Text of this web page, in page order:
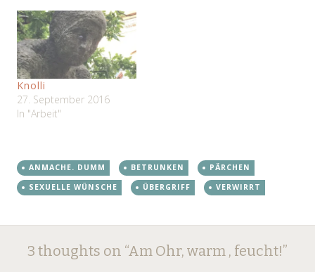
Knolli
27. September 2016
In "Arbeit"
ANMACHE. DUMM BETRUNKEN
PÄRCHEN
SEXUELLE WÜNSCHE
ÜBERGRIFF VERWIRRT
Post
3 thoughts on “Am Ohr, warm , feucht!”